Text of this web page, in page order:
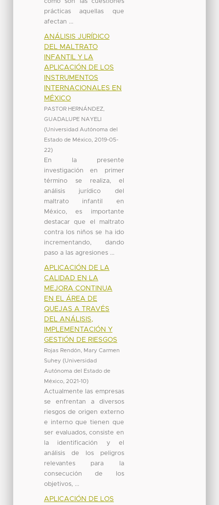
prácticas aquellas que
afectan ...
ANÁLISIS JURÍDICO
DEL MALTRATO
INFANTIL Y LA
APLICACIÓN DE LOS
INSTRUMENTOS
INTERNACIONALES EN
MÉXICO
PASTOR HERNÁNDEZ,
GUADALUPE NAYELI
(Universidad Autónoma del
Estado de México, 2019-05-
22)
En la presente
investigación en primer
término se realiza, el
análisis jurídico del
maltrato infantil en
México, es importante
destacar que el maltrato
contra los niños se ha ido
incrementando, dando
paso a las agresiones ...
APLICACIÓN DE LA
CALIDAD EN LA
MEJORA CONTINUA
EN EL ÁREA DE
QUEJAS A TRAVÉS
DEL ANÁLISIS,
IMPLEMENTACIÓN Y
GESTIÓN DE RIESGOS
Rojas Rendón, Mary Carmen
Suhey (Universidad
Autónoma del Estado de
México, 2021-10)
Actualmente las empresas
se enfrentan a diversos
riesgos de origen externo
e interno que tienen que
ser evaluados, consiste en
la identificación y el
análisis de los peligros
relevantes para la
consecución de los
objetivos, ...
APLICACIÓN DE LOS